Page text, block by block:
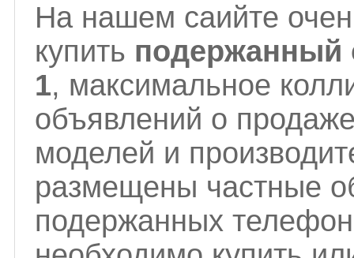
На нашем саийте
купить подержанный
1, максимальное
объявлений о
моделей и
размещены частные
подержанных